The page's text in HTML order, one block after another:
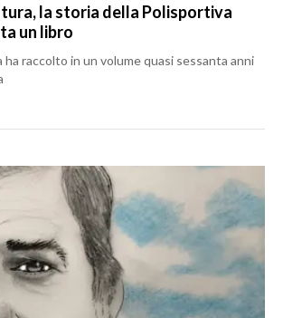
la storia della Polisportiva
un libro
ha raccolto in un volume quasi sessanta anni